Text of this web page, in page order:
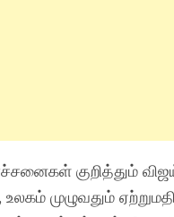
குறித்தும்
முழுவதும்